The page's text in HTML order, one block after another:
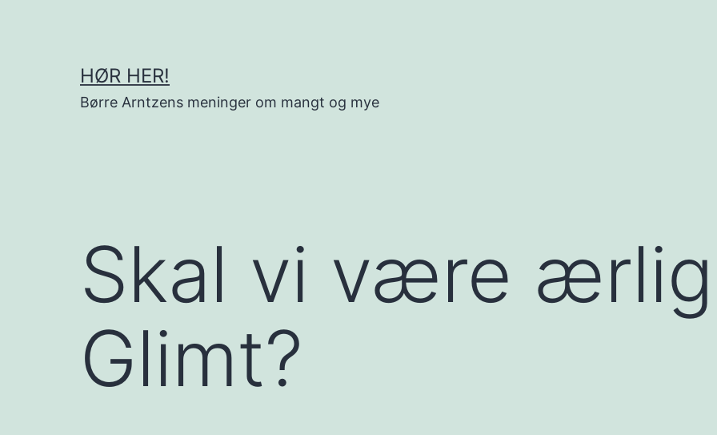
HØR HER!
Børre Arntzens meninger om mangt og mye
Skal vi være
Glimt?